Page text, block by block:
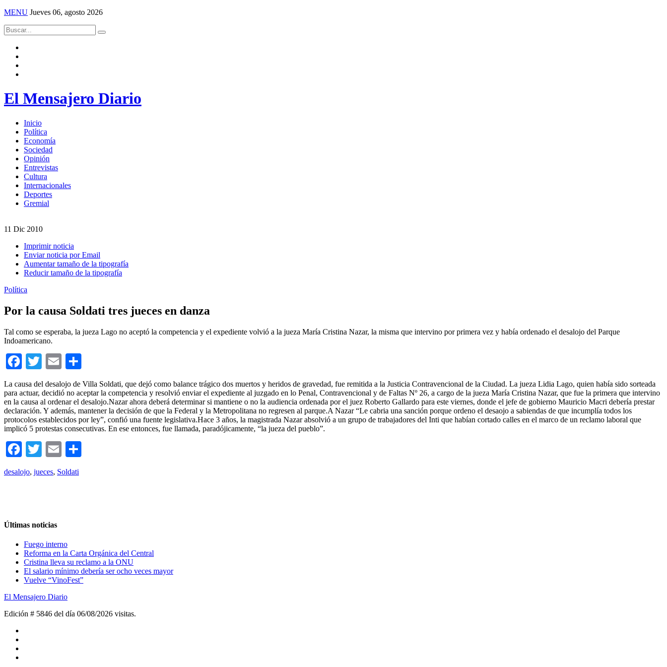
MENU Jueves 06, agosto 2026
El Mensajero Diario
Inicio
Política
Economía
Sociedad
Opinión
Entrevistas
Cultura
Internacionales
Deportes
Gremial
11 Dic 2010
Imprimir noticia
Enviar noticia por Email
Aumentar tamaño de la tipografía
Reducir tamaño de la tipografía
Política
Por la causa Soldati tres jueces en danza
Tal como se esperaba, la jueza Lago no aceptó la competencia y el expediente volvió a la jueza María Cristina Nazar, la misma que intervino por primera vez y había ordenado el desalojo del Parque
Indoamericano.
Facebook
TwitterEmail
La causa del desalojo de Villa Soldati, que dejó como balance trágico dos muertos y heridos de gravedad, fue remitida a la Justicia Contravencional de la Ciudad. La jueza Lidia Lago, quien había sido sorteada
para actuar, decidió no aceptar la competencia y resolvió enviar el expediente al juzgado en lo Penal, Contravencional y de Faltas Nº 26, a cargo de la jueza María Cristina Nazar, que fue la primera que intervino
en la causa al ordenar el desalojo.Nazar ahora deberá determinar si mantiene o no la audiencia ordenada por el juez Roberto Gallardo para este viernes, donde el jefe de gobierno Mauricio Macri debería prestar
declaración. Y además, mantener la decisión de que la Federal y la Metropolitana no regresen al parque.A Nazar “Le cabria una sanción porque ordeno el desaojo a sabiendas de que incumplía todos los
protocolos establecidos por ley”, confió una fuente legislativa.Hace 3 años, la magistrada Nazar absolvió a un grupo de trabajadores del Inti que habían cortado calles en el marco de un reclamo laboral que
implicó 5 protestas consecutivas. En ese entonces, fue llamada, paradójicamente, “la jueza del pueblo”.
Facebook
TwitterEmail
desalojo, jueces, Soldati
Últimas noticias
Fuego interno
Reforma en la Carta Orgánica del Central
Cristina lleva su reclamo a la ONU
El salario mínimo debería ser ocho veces mayor
Vuelve “VinoFest”
El Mensajero Diario
Edición # 5846 del día 06/08/2026 visitas.